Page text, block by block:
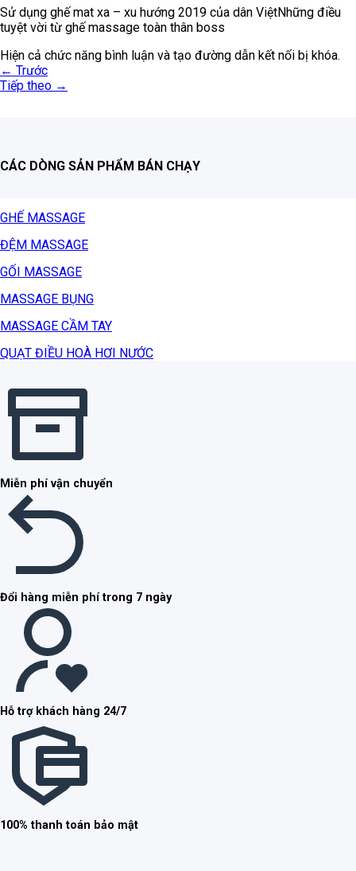
Sử dụng ghế mat xa – xu hướng 2019 của dân ViệtNhững điều
tuyệt vời từ ghế massage toàn thân boss
Hiện cả chức năng bình luận và tạo đường dẫn kết nối bị khóa.
← Trước
Tiếp theo →
CÁC DÒNG SẢN PHẨM BÁN CHẠY
GHẾ MASSAGE
ĐỆM MASSAGE
GỐI MASSAGE
MASSAGE BỤNG
MASSAGE CẦM TAY
QUẠT ĐIỀU HOÀ HƠI NƯỚC
Miễn phí vận chuyển
Đổi hàng miễn phí trong 7 ngày
Hỗ trợ khách hàng 24/7
100% thanh toán bảo mật